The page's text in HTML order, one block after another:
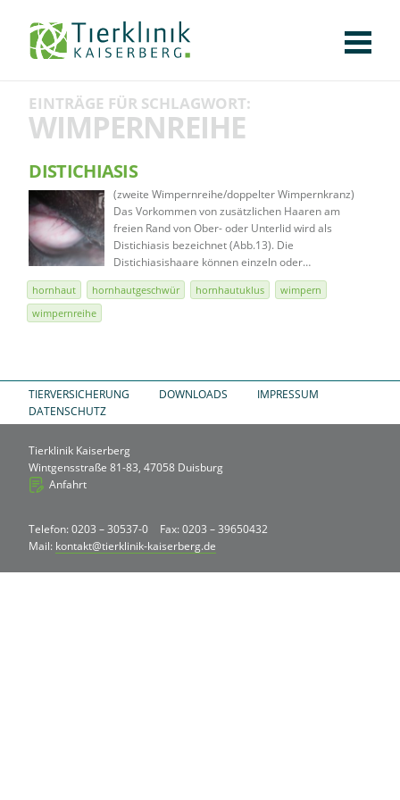
KLINIK
CHIRURGIE
AUGENHEILKUNDE
KARDIOLOGIE
BILDGEBUNG
INNERE MEDIZIN
WEITERE
AKTUELLES
LEXIKON
KONTAKT
Tierklinik
Kaiserberg
EINTRÄGE FÜR SCHLAGWORT:
WIMPERNREIHE
DISTICHIASIS
(zweite Wimpernreihe/doppelter Wimpernkranz)
Das Vorkommen von zusätzlichen Haaren am
freien Rand von Ober- oder Unterlid wird als
Distichiasis bezeichnet (Abb.13). Die
Distichiasishaare können einzeln oder…
hornhaut hornhautgeschwür hornhautuklus
wimpern
wimpernreihe
TIERVERSICHERUNG DOWNLOADS
IMPRESSUM
DATENSCHUTZ
Tierklinik Kaiserberg
Wintgensstraße 81-83, 47058 Duisburg
Anfahrt
Telefon: 0203 – 30537-0
Fax: 0203 – 39650432
Mail: kontakt@tierklinik-kaiserberg.de